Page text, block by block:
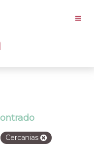
Cercanias